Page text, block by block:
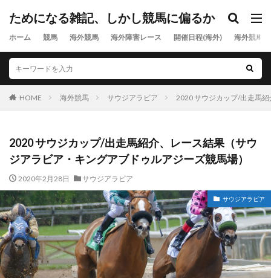
ためになる雑記、しかし競馬に偏るか
ホーム 競馬 海外競馬 海外障害レース 開催日程(海外) 海外競馬
HOME 海外競馬 サウジアラビア 2020 サウジカップ/出走馬
2020 サウジカップ/出走馬紹介、レース結果（サウ
ジアラビア・キングアブドゥルアジーズ競馬場）
2020年2月28日 サウジアラビア
サウジアラビア